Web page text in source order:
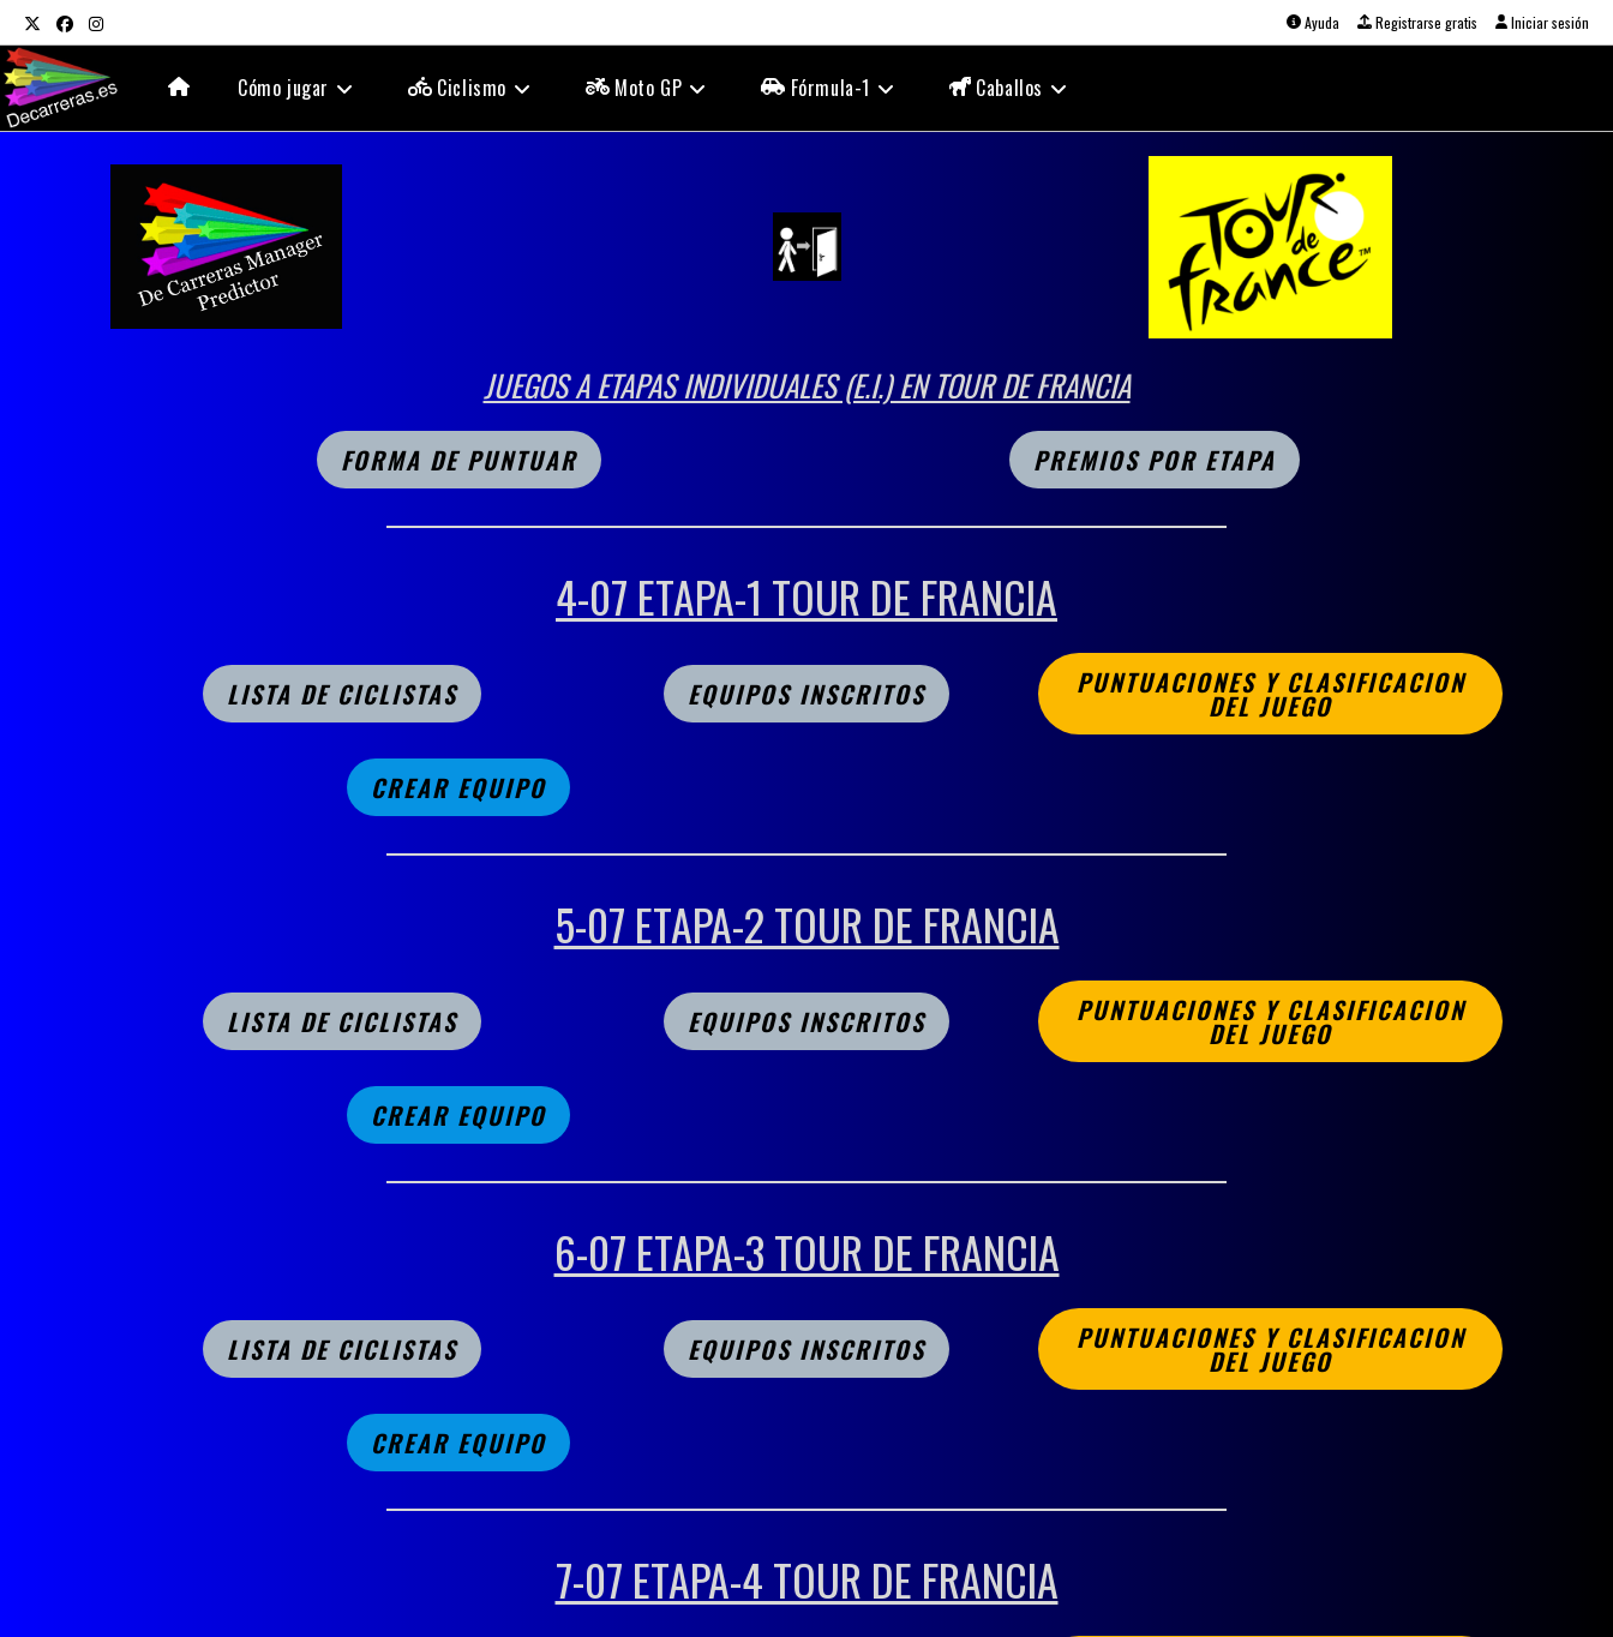
contenido
Ayuda Registrarse gratis Iniciar sesión
Cómo jugar Ciclismo Moto GP Fórmula-1 Caballos
JUEGOS A ETAPAS INDIVIDUALES (E.I.) EN TOUR DE FRANCIA
FORMA DE PUNTUAR PREMIOS POR ETAPA
4-07 ETAPA-1 TOUR DE FRANCIA
LISTA DE CICLISTAS EQUIPOS INSCRITOS PUNTUACIONES Y CLASIFICACION
DEL JUEGO
CREAR EQUIPO
5-07 ETAPA-2 TOUR DE FRANCIA
LISTA DE CICLISTAS EQUIPOS INSCRITOS PUNTUACIONES Y CLASIFICACION
DEL JUEGO
CREAR EQUIPO
6-07 ETAPA-3 TOUR DE FRANCIA
LISTA DE CICLISTAS EQUIPOS INSCRITOS PUNTUACIONES Y CLASIFICACION
DEL JUEGO
CREAR EQUIPO
7-07 ETAPA-4 TOUR DE FRANCIA